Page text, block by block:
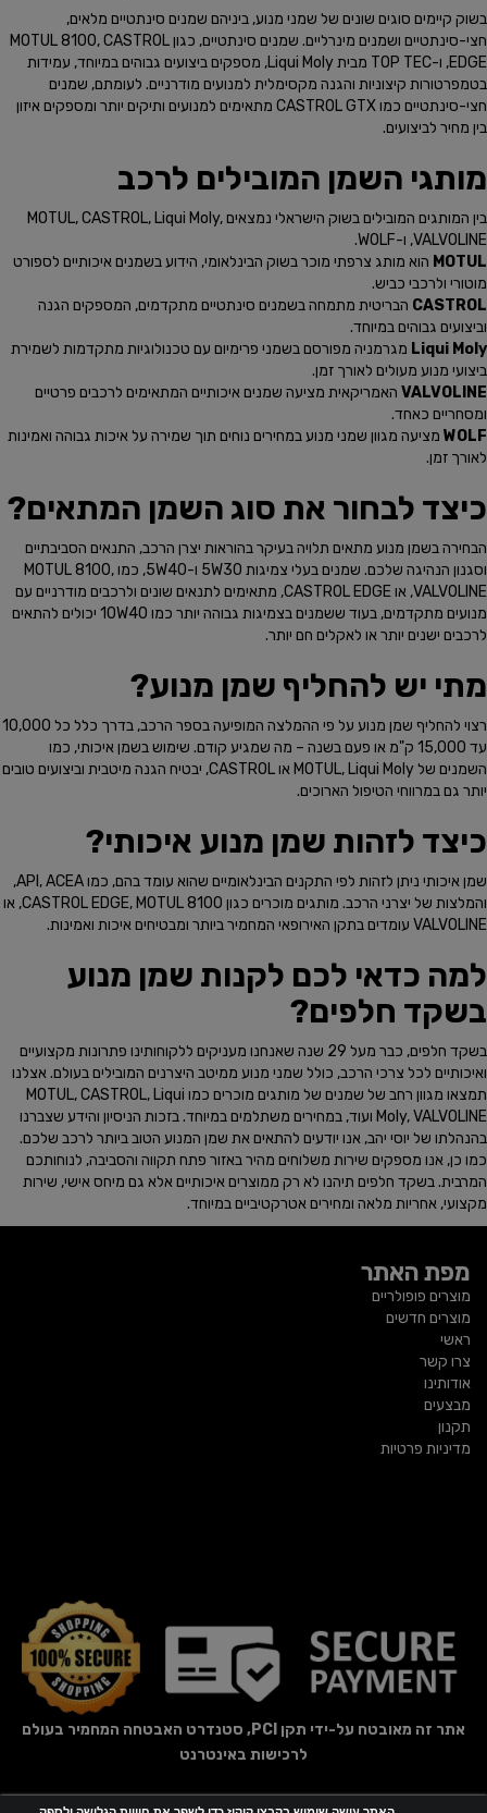
בשוק קיימים סוגים שונים של שמני מנוע, ביניהם שמנים סינתטיים מלאים,
חצי-סינתטיים ושמנים מינרליים. שמנים סינתטיים, כגון MOTUL 8100, CASTROL
EDGE, ו-TOP TEC מבית Liqui Moly, מספקים ביצועים גבוהים במיוחד, עמידות
בטמפרטורות קיצוניות והגנה מקסימלית למנועים מודרניים. לעומתם, שמנים
חצי-סינתטיים כמו CASTROL GTX מתאימים למנועים ותיקים יותר ומספקים איזון
בין מחיר לביצועים.
מותגי השמן המובילים לרכב
בין המותגים המובילים בשוק הישראלי נמצאים MOTUL, CASTROL, Liqui Moly,
VALVOLINE, ו-WOLF.
MOTUL הוא מותג צרפתי מוכר בשוק הבינלאומי, הידוע בשמנים איכותיים לספורט
מוטורי ולרכבי כביש.
CASTROL הבריטית מתמחה בשמנים סינתטיים מתקדמים, המספקים הגנה
וביצועים גבוהים במיוחד.
Liqui Moly מגרמניה מפורסם בשמני פרימיום עם טכנולוגיות מתקדמות לשמירת
ביצועי מנוע מעולים לאורך זמן.
VALVOLINE האמריקאית מציעה שמנים איכותיים המתאימים לרכבים פרטיים
ומסחריים כאחד.
WOLF מציעה מגוון שמני מנוע במחירים נוחים תוך שמירה על איכות גבוהה ואמינות
לאורך זמן.
כיצד לבחור את סוג השמן המתאים?
הבחירה בשמן מנוע מתאים תלויה בעיקר בהוראות יצרן הרכב, התנאים הסביבתיים
וסגנון הנהיגה שלכם. שמנים בעלי צמיגות 5W30 ו-5W40, כמו MOTUL 8100,
VALVOLINE, או CASTROL EDGE, מתאימים לתנאים שונים ולרכבים מודרניים עם
מנועים מתקדמים, בעוד ששמנים בצמיגות גבוהה יותר כמו 10W40 יכולים להתאים
לרכבים ישנים יותר או לאקלים חם יותר.
מתי יש להחליף שמן מנוע?
רצוי להחליף שמן מנוע על פי ההמלצה המופיעה בספר הרכב, בדרך כלל כל 10,000
עד 15,000 ק"מ או פעם בשנה – מה שמגיע קודם. שימוש בשמן איכותי, כמו
השמנים של MOTUL, Liqui Moly או CASTROL, יבטיח הגנה מיטבית וביצועים טובים
יותר גם במרווחי הטיפול הארוכים.
כיצד לזהות שמן מנוע איכותי?
שמן איכותי ניתן לזהות לפי התקנים הבינלאומיים שהוא עומד בהם, כמו API, ACEA,
והמלצות של יצרני הרכב. מותגים מוכרים כגון CASTROL EDGE, MOTUL 8100, או
VALVOLINE עומדים בתקן האירופאי המחמיר ביותר ומבטיחים איכות ואמינות.
למה כדאי לכם לקנות שמן מנוע
בשקד חלפים?
בשקד חלפים, כבר מעל 29 שנה שאנחנו מעניקים ללקוחותינו פתרונות מקצועיים
ואיכותיים לכל צרכי הרכב, כולל שמני מנוע ממיטב היצרנים המובילים בעולם. אצלנו
תמצאו מגוון רחב של שמנים של מותגים מוכרים כמו MOTUL, CASTROL, Liqui
Moly, VALVOLINE ועוד, במחירים משתלמים במיוחד. בזכות הניסיון והידע שצברנו
בהנהלתו של יוסי יהב, אנו יודעים להתאים את שמן המנוע הטוב ביותר לרכב שלכם.
כמו כן, אנו מספקים שירות משלוחים מהיר באזור פתח תקווה והסביבה, לנוחותכם
המרבית. בשקד חלפים תיהנו לא רק ממוצרים איכותיים אלא גם מיחס אישי, שירות
מקצועי, אחריות מלאה ומחירים אטרקטיביים במיוחד.
מפת האתר
מוצרים פופולריים
מוצרים חדשים
ראשי
צרו קשר
אודותינו
מבצעים
תקנון
מדיניות פרטיות
אתר זה מאובטח על-ידי תקן PCI, סטנדרט האבטחה המחמיר בעולם
לרכישות באינטרנט